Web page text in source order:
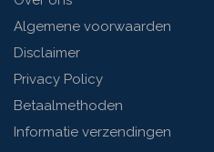
Algemene voorwaarden
Disclaimer
Privacy Policy
Betaalmethoden
Informatie verzendingen